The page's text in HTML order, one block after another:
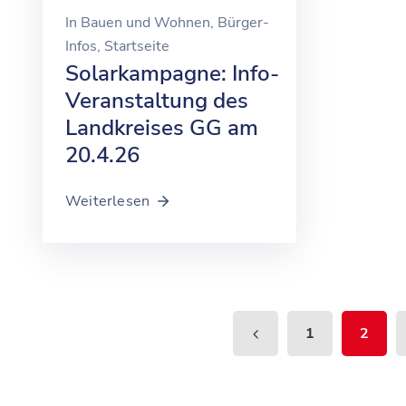
In Bauen und Wohnen‚ Bürger-
Infos‚ Startseite
Solarkampagne: Info-
Veranstaltung des
Landkreises GG am
20.4.26
Weiterlesen
1 2